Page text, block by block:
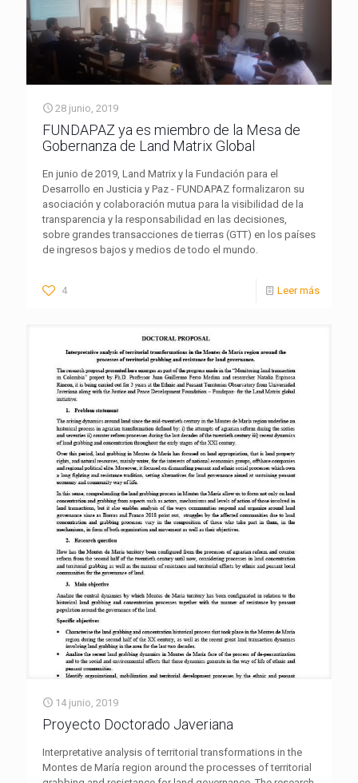
28 junio, 2019
FUNDAPAZ ya es miembro de la Mesa de
Gobernanza de Land Matrix Global
En junio de 2019, Land Matrix y la Fundación para el
Desarrollo en Justicia y Paz - FUNDAPAZ formalizaron su
asociación y colaboración mutua para la visibilidad de la
transparencia y la responsabilidad en las decisiones,
sobre grandes transacciones de tierras (GTT) en los países
de ingresos bajos y medios de todo el mundo.
4 Leer más
14 junio, 2019
Proyecto Doctorado Javeriana
Interpretative analysis of territorial transformations in the
Montes de María region around the processes of territorial